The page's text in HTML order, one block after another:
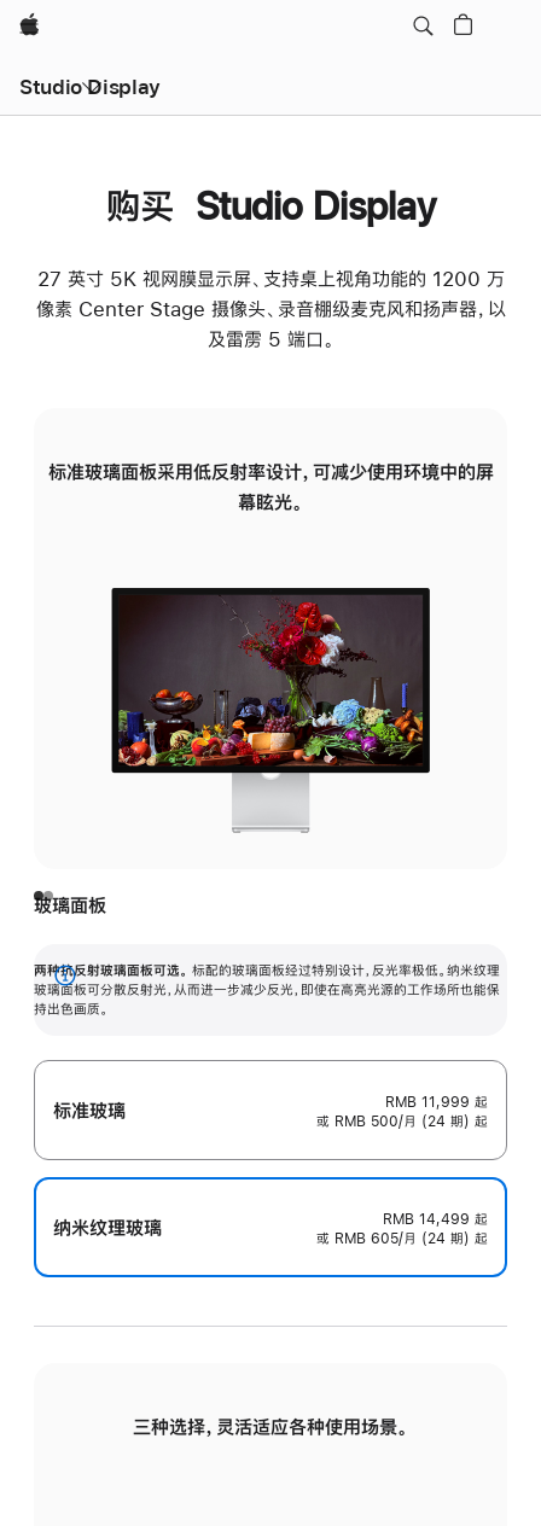
Apple
Studio Display
购买 Studio Display
27 英寸 5K 视网膜显示屏、支持桌上视角功能的 1200 万
像素 Center Stage 摄像头、录音棚级麦克风和扬声器，以
及雷雳 5 端口。
标准玻璃面板采用低反射率设计，可减少使用环境中的屏
幕眩光。
玻璃面板
两种抗反射玻璃面板可选。 标配的玻璃面板经过特别设计，反光率极低。纳米纹理
玻璃面板可分散反射光，从而进一步减少反光，即使在高亮光源的工作场所也能保
持出色画质。
展
开
标准玻璃 RMB 11,999 起
或 RMB 500/月 (24 期) 起
纳米纹理玻璃 RMB 14,499 起
或 RMB 605/月 (24 期) 起
三种选择，灵活适应各种使用场景。